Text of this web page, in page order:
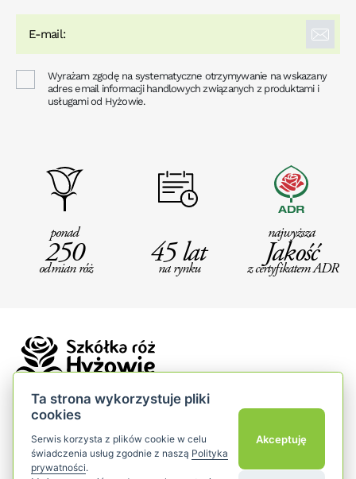
Wyrażam zgodę na systematyczne otrzymywanie na wskazany
adres email informacji handlowych związanych z produktami i
usługami od Hyżowie.
ponad
250
odmian róż
45 lat
na rynku
najwyższa
Jakość
z certyfikatem ADR
Szkółka Róż Hyżowie
Bilczyce 174
32-420 Gdów
Ta strona wykorzystuje pliki
cookies
Serwis korzysta z plików cookie w celu
świadczenia usług zgodnie z naszą Polityka
prywatności.
Akceptuję